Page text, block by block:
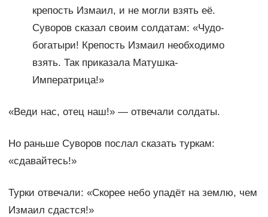
крепость Измаил, и не могли взять её.
Суворов сказал своим солдатам: «Чудо-
богатыри! Крепость Измаил необходимо
взять. Так приказала Матушка-
Императрица!»
«Веди нас, отец наш!» — отвечали солдаты.
Но раньше Суворов послал сказать туркам:
«сдавайтесь!»
Турки отвечали: «Скорее небо упадёт на землю, чем
Измаил сдастся!»